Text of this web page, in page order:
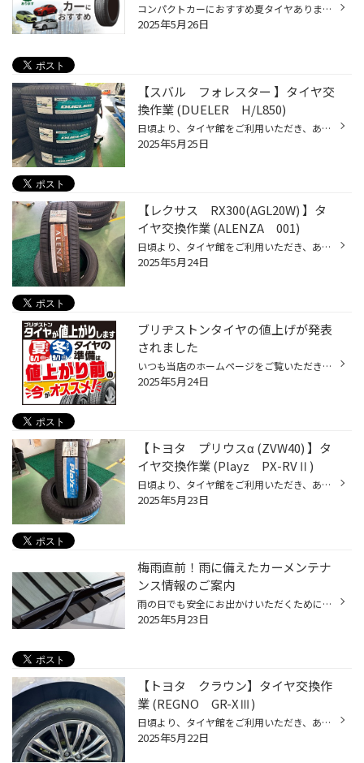
コンパクトカーにおすすめ夏タイヤあります ECOPIA NH200C 軽自動車に比べてパワーがあるので走りにも余裕があり、その分運転しやすくなっています。定員も5人となり、軽自動車より多く乗れる点も大きな違いです。運転しやすいサイズ感で、低燃費な車が多い点も特徴。さらに価格がリーズナブルで税...
2025年5月26日
【スバル フォレスター 】タイヤ交
換作業 (DUELER H/L850)
日頃より、タイヤ館をご利用いただき、ありがとうございます。 さて、当店と同じチェーン店の近隣タイヤ館店舗で作業いたしましたタイヤ交換作業をご紹介します。 （WEB掲載をご快諾いただきましたお客様！大変感謝しております。いつもご愛顧いただき誠にありがとうございます！！） おクルマ：ス...
2025年5月25日
【レクサス RX300(AGL20W) 】タ
イヤ交換作業 (ALENZA 001)
日頃より、タイヤ館をご利用いただき、ありがとうございます。 さて、当店と同じチェーン店の近隣タイヤ館店舗で作業いたしましたタイヤ交換作業をご紹介します。 （WEB掲載をご快諾いただきましたお客様！大変感謝しております。いつもご愛顧いただき誠にありがとうございます！！） おクルマ：レ...
2025年5月24日
ブリヂストンタイヤの値上げが発表
されました
いつも当店のホームページをご覧いただきありがとうございます。 ブリヂストンタイヤの値上げについてご案内いたします 株式会社ブリヂストンは、国内市販用タイヤのメーカー出荷価格の値上げを決定いたしました。 近年、タイヤ原材料価格の高騰に加え、国内の社会、経済情勢に伴い物流コストが上昇...
2025年5月24日
【トヨタ プリウスα (ZVW40) 】タ
イヤ交換作業 (Playz PX-RVⅡ)
日頃より、タイヤ館をご利用いただき、ありがとうございます。 さて、当店と同じチェーン店の近隣タイヤ館店舗で作業いたしましたタイヤ交換作業をご紹介します。 （WEB掲載をご快諾いただきましたお客様！大変感謝しております。いつもご愛顧いただき誠にありがとうございます！！） おクルマ：ト...
2025年5月23日
梅雨直前！雨に備えたカーメンテナ
ンス情報のご案内
雨の日でも安全にお出かけいただくために、事前の点検やメンテナンスをオススメしたい 3つのカーメンテナンスポイントをお伝えいたします。 【梅雨前メンテナンスポイント3選！】 ■ワイパー ワイパーが劣化すると、雨の日の視界が悪くなります。 梅雨に入ると雨の日が長くつづくこともしばしば。 年...
2025年5月23日
【トヨタ クラウン】タイヤ交換作
業 (REGNO GR-XⅢ)
日頃より、タイヤ館をご利用いただき、ありがとうございます。 さて、当店と同じチェーン店の近隣タイヤ館店舗で作業いたしましたタイヤ交換作業をご紹介します。 （WEB掲載をご快諾いただきましたお客様！大変感謝しております。いつもご愛顧いただき誠にありがとうございます！！） おクルマ：ト...
2025年5月22日